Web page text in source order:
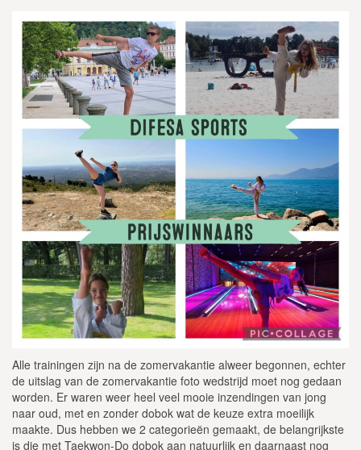
Alle trainingen zijn na de zomervakantie alweer begonnen, echter
de uitslag van de zomervakantie foto wedstrijd moet nog gedaan
worden. Er waren weer heel veel mooie inzendingen van jong
naar oud, met en zonder dobok wat de keuze extra moeilijk
maakte. Dus hebben we 2 categorieën gemaakt, de belangrijkste
is die met Taekwon-Do dobok aan natuurlijk en daarnaast nog